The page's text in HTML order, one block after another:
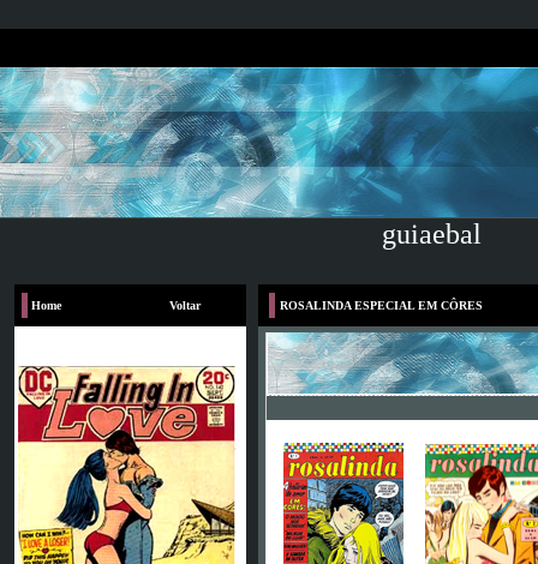
guiaebal
Home Voltar ROSALINDA ESPECIAL EM CÔRES